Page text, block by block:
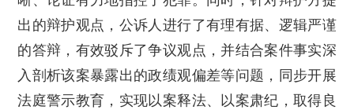
出的辩护观点，公诉人进行了有理有据、逻辑严谨
的答辩，有效驳斥了争议观点，并结合案件事实深
入剖析该案暴露出的政绩观偏差等问题，同步开展
法庭警示教育，实现以案释法、以案肃纪，取得良